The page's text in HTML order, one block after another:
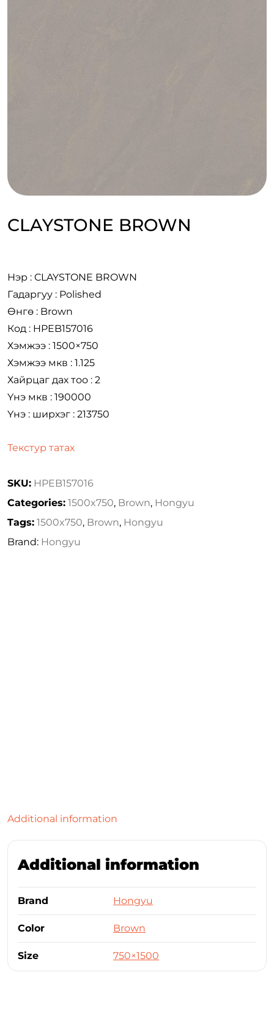
CLAYSTONE BROWN
Нэр : CLAYSTONE BROWN
Гадаргуу : Polished
Өнгө : Brown
Код : HPEB157016
Хэмжээ : 1500×750
Хэмжээ мкв : 1.125
Хайрцаг дах тоо : 2
Үнэ мкв : 190000
Үнэ : ширхэг : 213750
Текстур татах
SKU: HPEB157016
Categories: 1500x750, Brown, Hongyu
Tags: 1500x750, Brown, Hongyu
Brand: Hongyu
Additional information
Additional information
Brand Hongyu
Color Brown
Size 750×1500